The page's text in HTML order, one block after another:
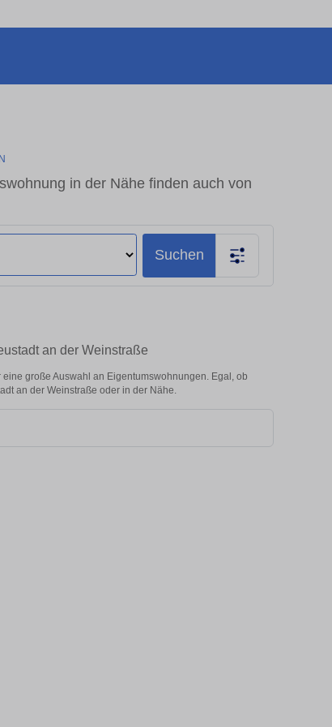
in der Nähe finden auch von
Suchen
an der Weinstraße
große Auswahl an Eigentumswohnungen. Egal, ob
an der Weinstraße oder in der Nähe.